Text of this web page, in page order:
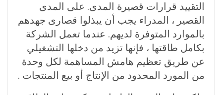
التقييد قرارات قصيرة المدى. على المدى
القصير ، المدراء يجب أن يبذلوا قصارى جهدهم
بالموارد المتوفرة لديهم. عندما تعمل الشركة
بكامل طاقتها ، فإنها تزيد من دخلها التشغيلي
عن طريق تعظيم هامش المساهمة لكل وحدة
من المورد المحدود من الإنتاج أو بيع المنتجات .